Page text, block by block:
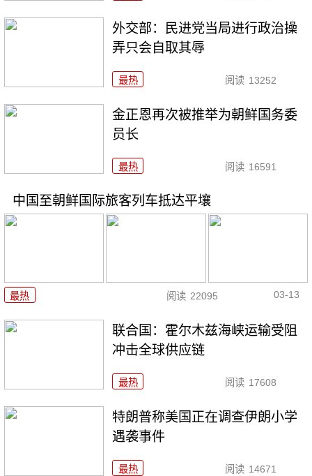
外交部：民进党当局进行政治操
弄只会自取其辱
最热 阅读 13252
金正恩再次被推举为朝鲜国务委
员长
最热 阅读 16591
中国至朝鲜国际旅客列车抵达平壤
最热 阅读 22095 03-13
联合国：霍尔木兹海峡运输受阻
冲击全球供应链
最热 阅读 17608
特朗普称美国正在调查伊朗小学
遇袭事件
最热 阅读 14671